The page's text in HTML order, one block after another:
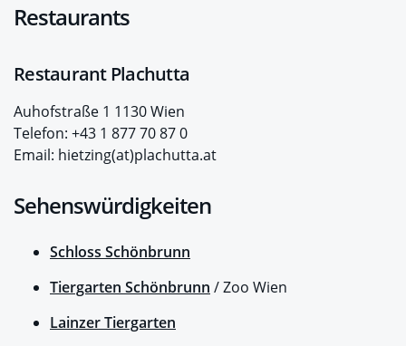
Restaurants
Restaurant Plachutta
Auhofstraße 1 1130 Wien
Telefon: +43 1 877 70 87 0
Email: hietzing(at)plachutta.at
Sehenswürdigkeiten
Schloss Schönbrunn
Tiergarten Schönbrunn / Zoo Wien
Lainzer Tiergarten